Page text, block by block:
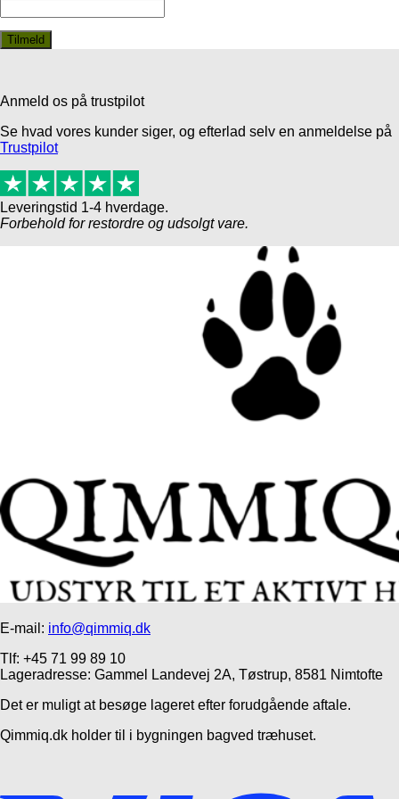
Anmeld os på trustpilot
Se hvad vores kunder siger, og efterlad selv en anmeldelse på
Trustpilot
Leveringstid 1-4 hverdage.
Forbehold for restordre og udsolgt vare.
E-mail: info@qimmiq.dk
Tlf: +45 71 99 89 10
Lageradresse: Gammel Landevej 2A, Tøstrup, 8581 Nimtofte
Det er muligt at besøge lageret efter forudgående aftale.
Qimmiq.dk holder til i bygningen bagved træhuset.